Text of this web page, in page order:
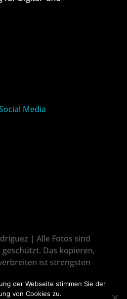
Media
| Alle Fotos sind
Das kopieren,
ist strengsten
is under copyright
to download, copy
der Webseite stimmen Sie der
von Cookies zu.